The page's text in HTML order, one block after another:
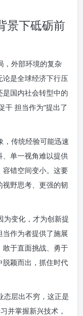
景下砥砺前
，外部环境的复杂
是全球经济下行压
国内社会转型中的
干 担当作为”提出了
，传统经验可能迅速
单一视角难以提供
错空间变小。这要
野思考、更强的韧
为变化，才为创新提
作为者提供了施展
于直面挑战、勇于
颖而出，抓住时代
态层出不穷，这正是
并掌握新兴技术，